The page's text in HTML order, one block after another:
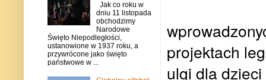
projektach
ulgi dla
Jak co roku w
dniu 11 listopada
obchodzimy
Narodowe
Święto Niepodległości,
ustanowione w 1937 roku, a
przywrócone jako święto
państwowe w ...